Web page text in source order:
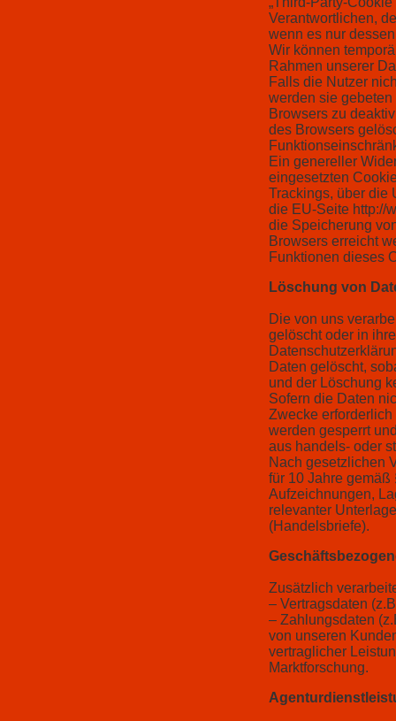
Verantwortlichen,
wenn es nur
Wir können
Rahmen unserer
Falls die Nutzer
werden sie
Browsers zu
des Browsers
Ein genereller
eingesetzten
Trackings, über die
die EU-Seite http://
die Speicherung
Browsers erreicht
Funktionen dieses
Löschung von
Die von uns
gelöscht oder in
Daten gelöscht,
und der Löschung
Sofern die Daten
Zwecke
werden gesperrt
aus handels- oder
Nach gesetzlichen
für 10 Jahre gemäß
Aufzeichnungen,
relevanter
(Handelsbriefe).
Zusätzlich
– Vertragsdaten
– Zahlungsdaten
von unseren
vertraglicher
Marktforschung.